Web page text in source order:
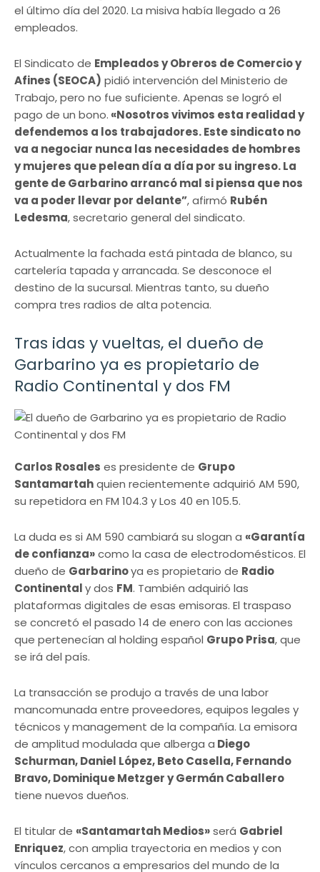
el último día del 2020. La misiva había llegado a 26
empleados.
El Sindicato de Empleados y Obreros de Comercio y
Afines (SEOCA) pidió intervención del Ministerio de
Trabajo, pero no fue suficiente. Apenas se logró el
pago de un bono. «Nosotros vivimos esta realidad y
defendemos a los trabajadores. Este sindicato no
va a negociar nunca las necesidades de hombres
y mujeres que pelean día a día por su ingreso. La
gente de Garbarino arrancó mal si piensa que nos
va a poder llevar por delante”, afirmó Rubén
Ledesma, secretario general del sindicato.
Actualmente la fachada está pintada de blanco, su
cartelería tapada y arrancada. Se desconoce el
destino de la sucursal. Mientras tanto, su dueño
compra tres radios de alta potencia.
Tras idas y vueltas, el dueño de
Garbarino ya es propietario de
Radio Continental y dos FM
Carlos Rosales es presidente de Grupo
Santamartahquien recientemente adquirió AM 590,
su repetidora en FM 104.3 y Los 40 en 105.5.
La duda es si AM 590 cambiará su slogan a «Garantía
de confianza»como la casa de electrodomésticos. El
dueño de Garbarinoya es propietario de Radio
Continentaly dos FM. También adquirió las
plataformas digitales de esas emisoras. El traspaso
se concretó el pasado 14 de enero con las acciones
que pertenecían al holding español Grupo Prisa, que
se irá del país.
La transacción se produjo a través de una labor
mancomunada entre proveedores, equipos legales y
técnicos y management de la compañía. La emisora
de amplitud modulada que alberga a Diego
Schurman, Daniel López, Beto Casella, Fernando
Bravo, Dominique Metzger y Germán Caballero
tiene nuevos dueños.
El titular de «Santamartah Medios»será Gabriel
Enriquez, con amplia trayectoria en medios y con
vínculos cercanos a empresarios del mundo de la